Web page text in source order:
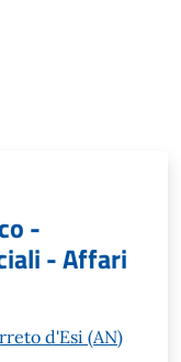
-
- Affari
d'Esi (AN)